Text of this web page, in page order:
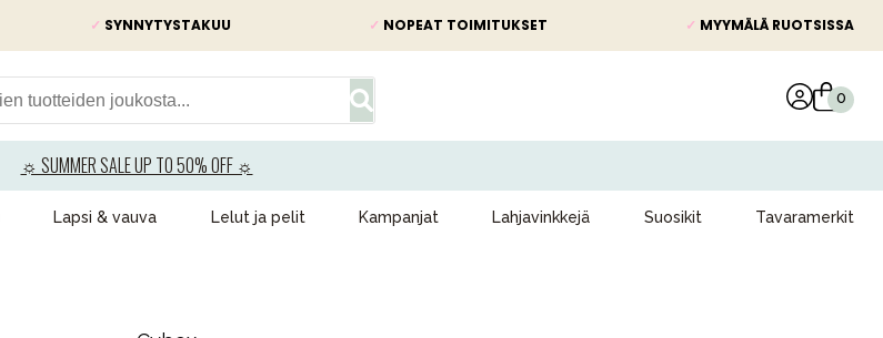
✓ SYNNYTYSTAKUU ✓ NOPEAT TOIMITUKSET ✓ MYYMÄLÄ RUOTSISSA
☼ SUMMER SALE UP TO 50% OFF ☼
Lapsi & vauva Lelut ja pelit Kampanjat Lahjavinkkejä Suosikit Tavaramerkit